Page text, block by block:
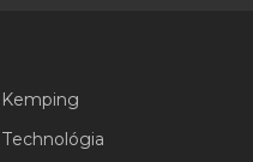
Kemping
Technológia